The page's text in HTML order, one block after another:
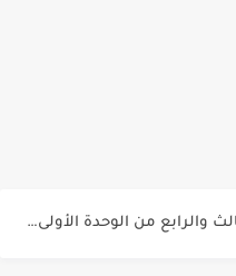
اختبار الدرس الثالث والرابع من الوحدة الأولى مع الحل في...